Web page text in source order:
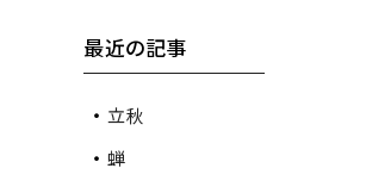
最近の記事
立秋
蝉